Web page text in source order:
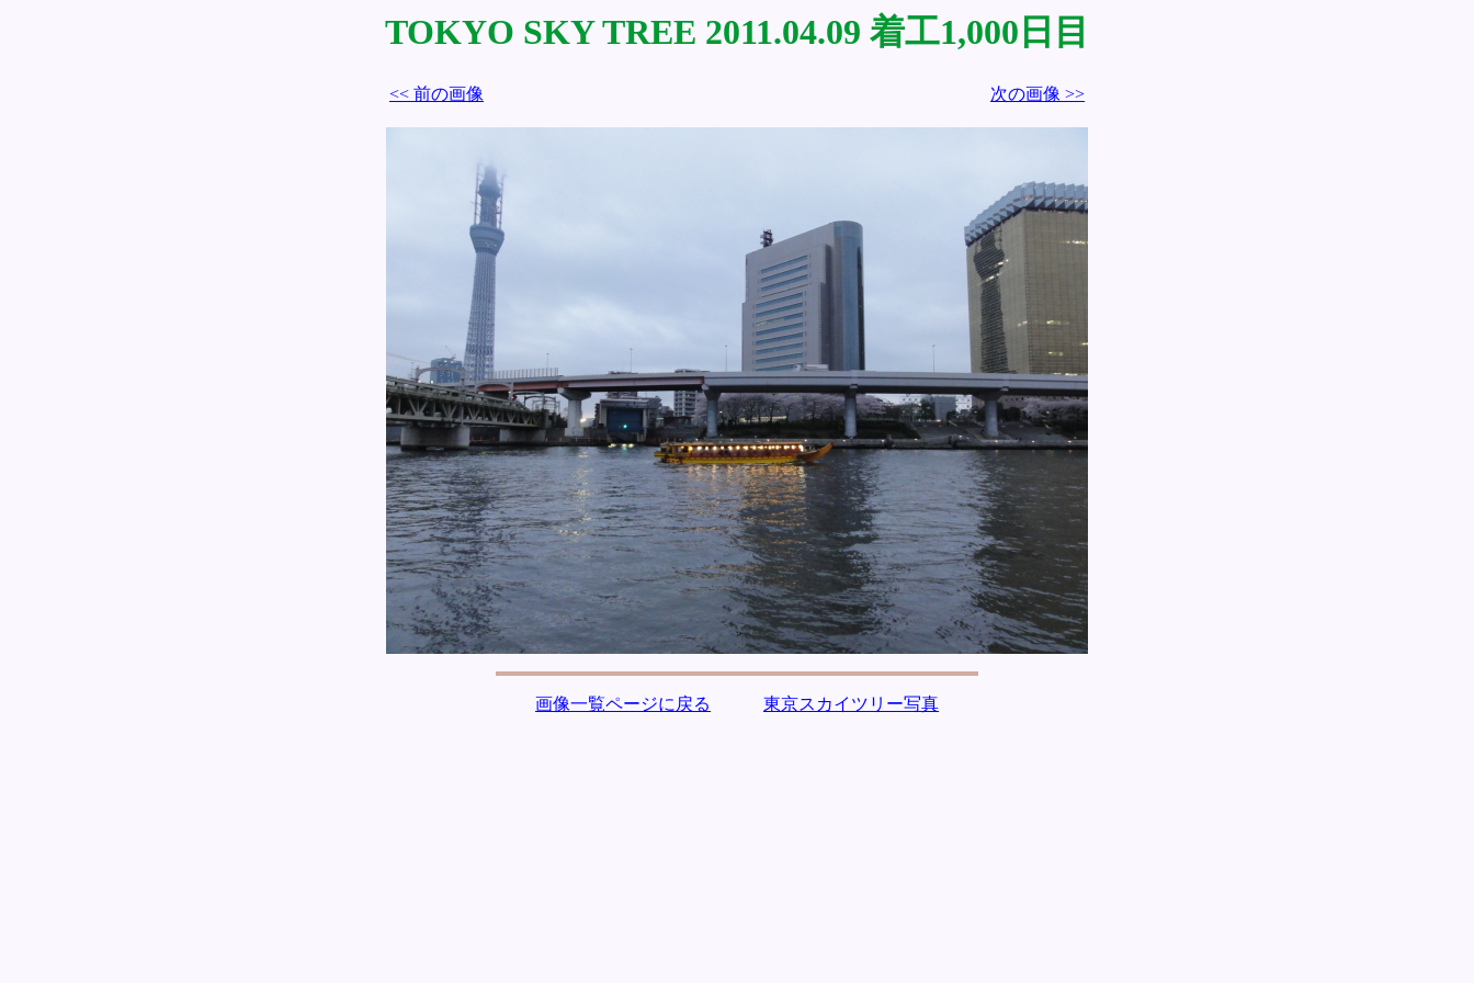
TOKYO SKY TREE 2011.04.09 着工1,000日目
<< 前の画像 次の画像 >>
画像一覧ページに戻る 東京スカイツリー写真